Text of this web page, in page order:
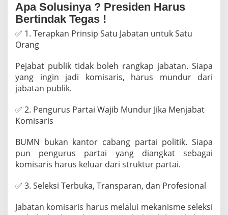
Apa Solusinya ? Presiden Harus
Bertindak Tegas !
✅ 1. Terapkan Prinsip Satu Jabatan untuk Satu
Orang
Pejabat publik tidak boleh rangkap jabatan. Siapa
yang ingin jadi komisaris, harus mundur dari
jabatan publik.
✅ 2. Pengurus Partai Wajib Mundur Jika Menjabat
Komisaris
BUMN bukan kantor cabang partai politik. Siapa
pun pengurus partai yang diangkat sebagai
komisaris harus keluar dari struktur partai.
✅ 3. Seleksi Terbuka, Transparan, dan Profesional
Jabatan komisaris harus melalui mekanisme seleksi